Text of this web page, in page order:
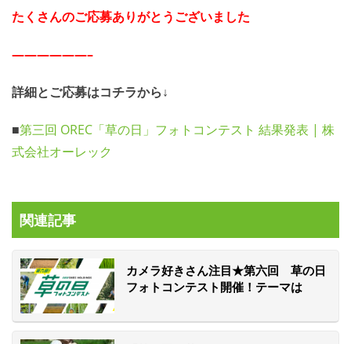
たくさんのご応募ありがとうございました
——————–
詳細とご応募はコチラから↓
■第三回 OREC「草の日」フォトコンテスト 結果発表 | 株
式会社オーレック
関連記事
カメラ好きさん注目★第六回 草の日
フォトコンテスト開催！テーマは